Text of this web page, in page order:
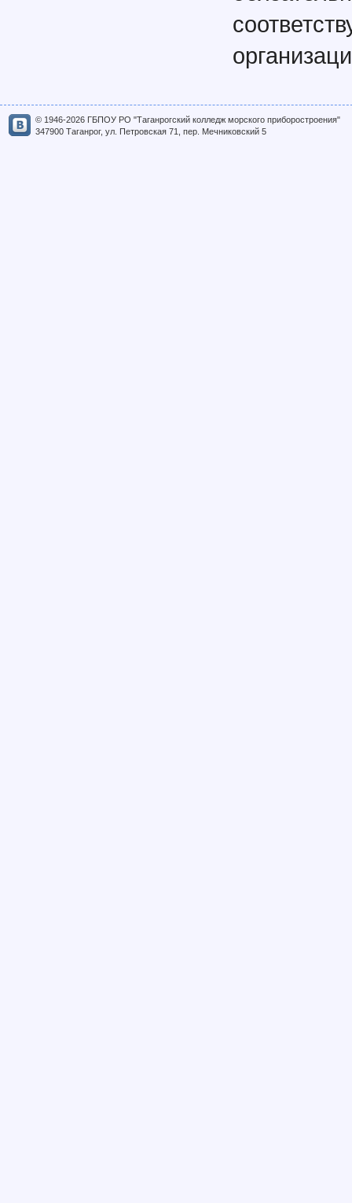
© 1946-2026 ГБПОУ РО "Таганрогский колледж морского приборостроения"
347900 Таганрог, ул. Петровская 71, пер. Мечниковский 5